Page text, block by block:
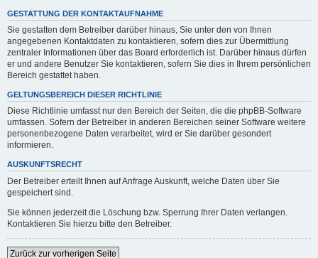
GESTATTUNG DER KONTAKTAUFNAHME
Sie gestatten dem Betreiber darüber hinaus, Sie unter den von Ihnen
angegebenen Kontaktdaten zu kontaktieren, sofern dies zur Übermittlung
zentraler Informationen über das Board erforderlich ist. Darüber hinaus dürfen
er und andere Benutzer Sie kontaktieren, sofern Sie dies in Ihrem persönlichen
Bereich gestattet haben.
GELTUNGSBEREICH DIESER RICHTLINIE
Diese Richtlinie umfasst nur den Bereich der Seiten, die die phpBB-Software
umfassen. Sofern der Betreiber in anderen Bereichen seiner Software weitere
personenbezogene Daten verarbeitet, wird er Sie darüber gesondert
informieren.
AUSKUNFTSRECHT
Der Betreiber erteilt Ihnen auf Anfrage Auskunft, welche Daten über Sie
gespeichert sind.
Sie können jederzeit die Löschung bzw. Sperrung Ihrer Daten verlangen.
Kontaktieren Sie hierzu bitte den Betreiber.
Zurück zur vorherigen Seite